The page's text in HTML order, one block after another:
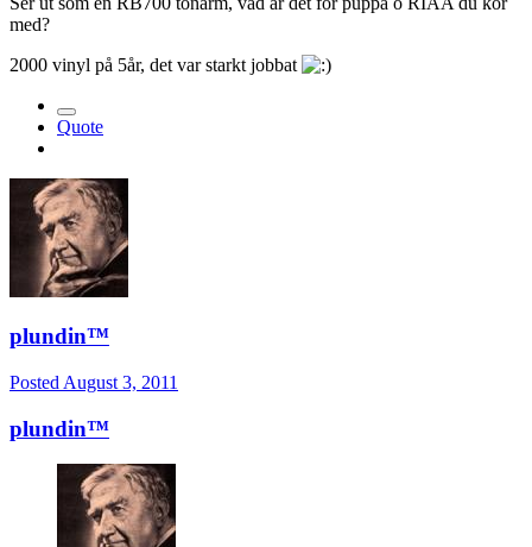
med?
2000 vinyl på 5år, det var starkt jobbat
Quote
plundin™
Posted August 3, 2011
plundin™